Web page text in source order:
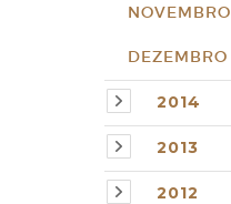
NOVEMBRO
DEZEMBRO
2014
2013
2012